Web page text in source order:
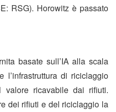
RSG). Horowitz è passato
basate sull’IA alla scala
l’infrastruttura di riciclaggio
valore ricavabile dai rifiuti.
dei rifiuti e del riciclaggio la